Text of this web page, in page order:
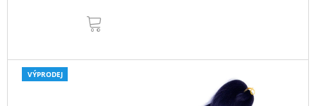
VÝPRODEJ